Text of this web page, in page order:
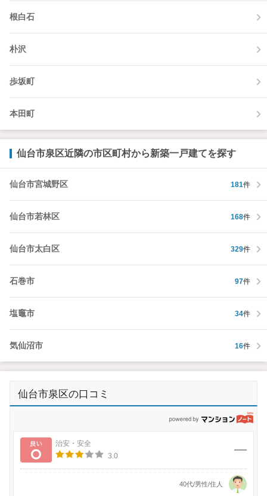
根白石
朴沢
歩坂町
本田町
仙台市泉区近隣の市区町村から新築一戸建てを探す
仙台市宮城野区 181件
仙台市若林区 168件
仙台市太白区 329件
石巻市 97件
塩竈市 34件
気仙沼市 16件
仙台市泉区の口コミ
良い
治安・安全
3.0
40代/男性/住人